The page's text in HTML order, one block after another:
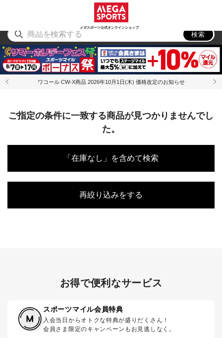
メガスポーツ公式オンラインショップ
アウトドア
検索
ワコール CW-X商品 2026年10月1日(木) 価格改定のお知らせ
ご指定の条件に一致する商品が見つかりませんでし
た。
「在庫なし」を含めて検索
再絞り込みをする
お得で便利なサービス
スポーツマイル会員特典
入会当日からオトクな特典が盛りだくさん！
会員さま限定のキャンペーンもお見逃しなく。